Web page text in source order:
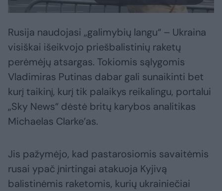
Rusija naudojasi „galimybių langu“ – Ukraina
visiškai išeikvojo priešbalistinių raketų
perėmėjų atsargas. Tokiomis sąlygomis
Vladimiras Putinas dabar gali sunaikinti bet
kurį taikinį, kurį tik palaikys reikalingu, portalui
„Sky News“ dėstė britų karybos analitikas
Michaelas Clarke’as.
Jis pažymėjo, kad pastarosiomis savaitėmis
rusai ypač įnirtingai atakuoja Kyjivą
balistinėmis raketomis, kurių ukrainiečiai